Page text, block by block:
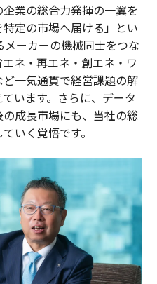
業の総合力発揮の一翼を
定の市場へ届ける」とい
ーカーの機械同士をつな
ネ・再エネ・創エネ・ワ
一気通貫で経営課題の解
います。さらに、データ
成長市場にも、当社の総
いく覚悟です。